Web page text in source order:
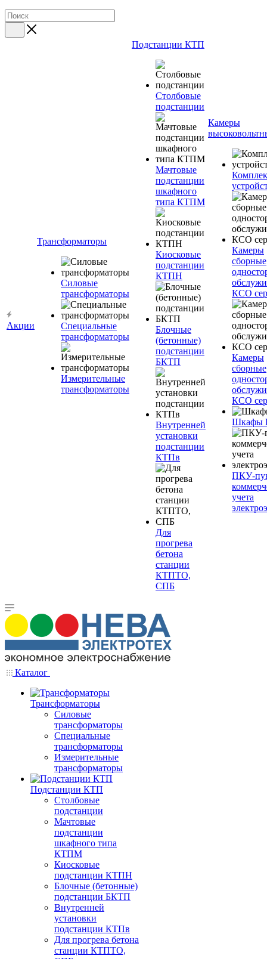
Акции
Трансформаторы
Силовые
трансформаторы
Специальные
трансформаторы
Измерительные
трансформаторы
Подстанции КТП
Столбовые
подстанции
Мачтовые
подстанции
шкафного
типа КТПМ
Киосковые
подстанции
КТПН
Блочные
(бетонные)
подстанции
БКТП
Внутренней
установки
подстанции
КТПв
Для
прогрева
бетона
станции
КТПТО,
СПБ
Камеры
Камеры
сборные
КСО
Камеры
сборные
КСО
Шкафы
ПКУ-
учета
Каталог
Трансформаторы
Силовые
трансформаторы
Специальные
трансформаторы
Измерительные
трансформаторы
Подстанции КТП
Столбовые
подстанции
Мачтовые
подстанции
шкафного типа
КТПМ
Киосковые
подстанции КТПН
Блочные (бетонные)
подстанции БКТП
Внутренней
установки
подстанции КТПв
Для прогрева бетона
станции КТПТО,